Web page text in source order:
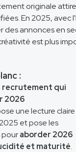
originale
En 2025, avec
des annonces en
est plus
:
recrutement qui
2026
une lecture claire
et pose les
pouraborder 2026
et maturité.